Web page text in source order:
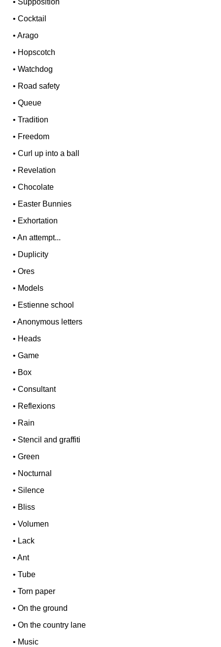
• Supposition
•Cocktail
•Arago
• Hopscotch
•Watchdog
• Road safety
•Queue
•Tradition
• Freedom
•Curl up into a ball
• Revelation
•Chocolate
• Easter Bunnies
• Exhortation
•An attempt...
• Duplicity
•Ores
• Models
• Estienne school
•Anonymous letters
• Heads
•Game
• Box
•Consultant
• Reflexions
• Rain
• Stencil and graffiti
•Green
• Nocturnal
• Silence
• Bliss
•Volumen
• Lack
•Ant
•Tube
•Torn paper
•On the ground
•On the country lane
• Music